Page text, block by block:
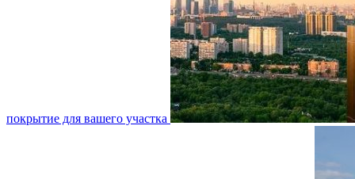
покрытие для вашего участка